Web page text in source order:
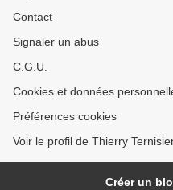
Contact
Signaler un abus
C.G.U.
Cookies et données
Préférences cookies
Voir le profil de Thierry
Créer un